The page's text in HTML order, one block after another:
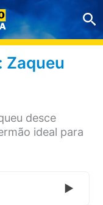
Zaqueu
desce
ideal para